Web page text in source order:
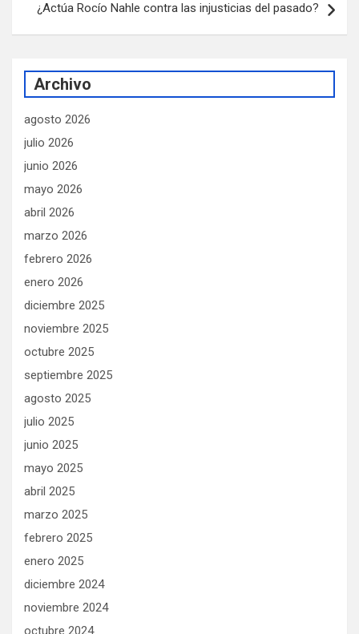
¿Actúa Rocío Nahle contra las injusticias del pasado?
Archivo
agosto 2026
julio 2026
junio 2026
mayo 2026
abril 2026
marzo 2026
febrero 2026
enero 2026
diciembre 2025
noviembre 2025
octubre 2025
septiembre 2025
agosto 2025
julio 2025
junio 2025
mayo 2025
abril 2025
marzo 2025
febrero 2025
enero 2025
diciembre 2024
noviembre 2024